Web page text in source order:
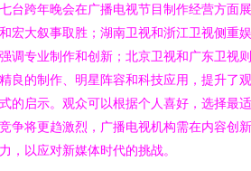
台跨年晚会在广播电视节目制作经营方面
宏大叙事取胜；湖南卫视和浙江卫视侧重
调专业制作和创新；北京卫视和广东卫视
良的制作、明星阵容和科技应用，提升了
的启示。观众可以根据个人喜好，选择最
争将更趋激烈，广播电视机构需在内容创
，以应对新媒体时代的挑战。